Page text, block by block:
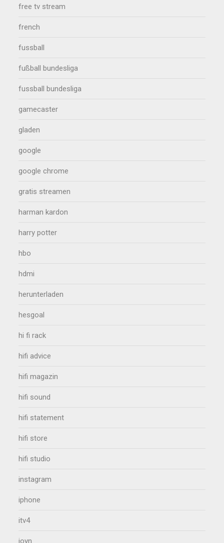
free tv stream
french
fussball
fußball bundesliga
fussball bundesliga
gamecaster
gladen
google
google chrome
gratis streamen
harman kardon
harry potter
hbo
hdmi
herunterladen
hesgoal
hi fi rack
hifi advice
hifi magazin
hifi sound
hifi statement
hifi store
hifi studio
instagram
iphone
itv4
joyn